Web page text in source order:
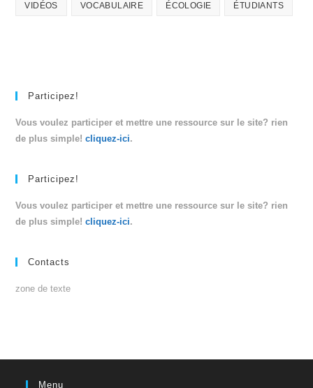
VIDÉOS VOCABULAIRE ÉCOLOGIE ÉTUDIANTS
Participez!
Vous voulez participer et mettre une ressource sur le site? rien
de plus simple!cliquez-ici.
Participez!
Vous voulez participer et mettre une ressource sur le site? rien
de plus simple!cliquez-ici.
Contacts
zone de texte
Menu